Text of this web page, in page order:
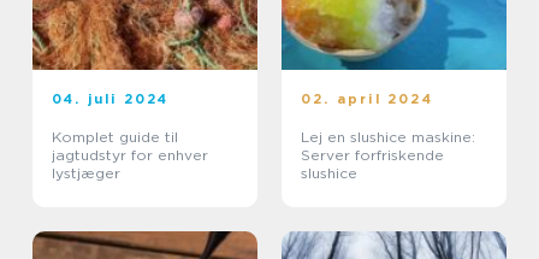
04. juli 2024
Komplet guide til
jagtudstyr for enhver
lystjæger
02. april 2024
Lej en slushice maskine:
Server forfriskende
slushice